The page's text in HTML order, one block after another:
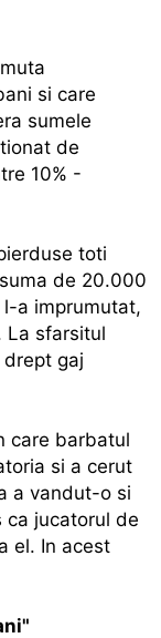
si care
sumele
de
10% -
toti
de 20.000
a imprumutat,
La sfarsitul
gaj
care barbatul
si a cerut
a vandut-o si
ca jucatorul de
el. In acest